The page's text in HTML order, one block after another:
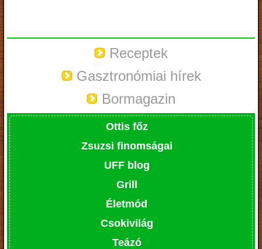
Receptek
Gasztronómiai hírek
Bormagazin
Ottis főz
Zsuzsi finomságai
UFF blog
Grill
Életmód
Csokivilág
Teázó